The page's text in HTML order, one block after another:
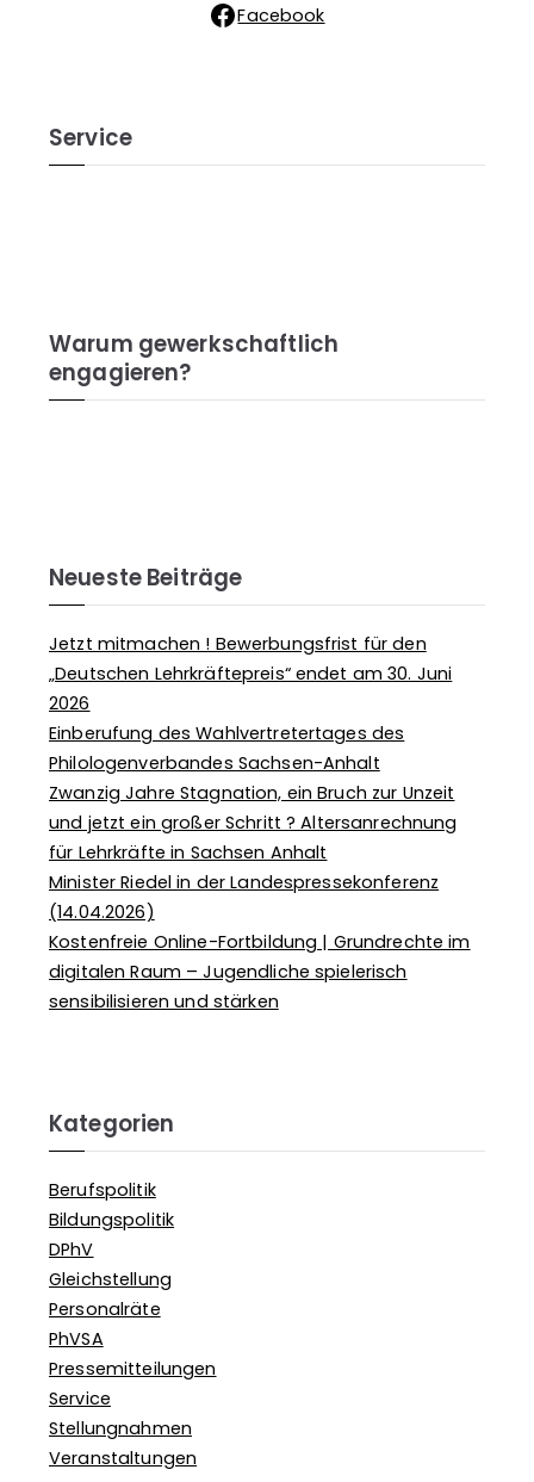
Facebook
Service
Warum gewerkschaftlich
engagieren?
Neueste Beiträge
Jetzt mitmachen ! Bewerbungsfrist für den
„Deutschen Lehrkräftepreis“ endet am 30. Juni
2026
Einberufung des Wahlvertretertages des
Philologenverbandes Sachsen-Anhalt
Zwanzig Jahre Stagnation, ein Bruch zur Unzeit
und jetzt ein großer Schritt ? Altersanrechnung
für Lehrkräfte in Sachsen Anhalt
Minister Riedel in der Landespressekonferenz
(14.04.2026)
Kostenfreie Online-Fortbildung | Grundrechte im
digitalen Raum – Jugendliche spielerisch
sensibilisieren und stärken
Kategorien
Berufspolitik
Bildungspolitik
DPhV
Gleichstellung
Personalräte
PhVSA
Pressemitteilungen
Service
Stellungnahmen
Veranstaltungen